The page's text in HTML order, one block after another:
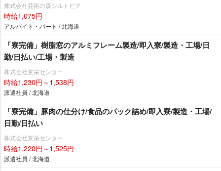
株式会社芸術の森シルトピア
時給1,075円
アルバイト・パート / 北海道
「寮完備」樹脂窓のアルミフレーム製造/即入寮/製造・工場/日
勤/日払い/工場・製造
株式会社京栄センター
時給1,230円～1,538円
派遣社員 / 北海道
「寮完備」豚肉の仕分け/食品のパック詰め/即入寮/製造・工場/
日勤/日払い
株式会社京栄センター
時給1,220円～1,525円
派遣社員 / 北海道